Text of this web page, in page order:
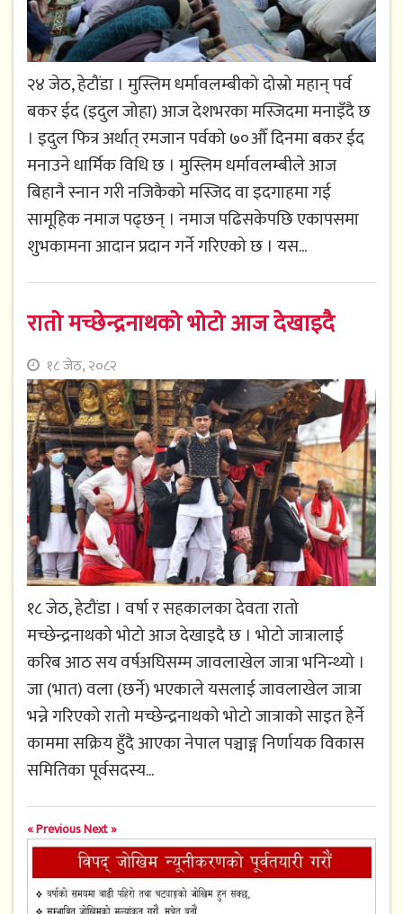
२४ जेठ, हेटौंडा । मुस्लिम धर्मावलम्बीको दोस्रो महान् पर्व
बकर ईद (इदुल जोहा) आज देशभरका मस्जिदमा मनाइँदै छ
। इदुल फित्र अर्थात् रमजान पर्वको ७०औँ दिनमा बकर ईद
मनाउने धार्मिक विधि छ । मुस्लिम धर्मावलम्बीले आज
बिहानै स्नान गरी नजिकैको मस्जिद वा इदगाहमा गई
सामूहिक नमाज पढ्छन् । नमाज पढिसकेपछि एकापसमा
शुभकामना आदान प्रदान गर्ने गरिएको छ । यस...
रातो मच्छेन्द्रनाथको भोटो आज देखाइदै
१८ जेठ, २०८२
१८ जेठ, हेटौंडा । वर्षा र सहकालका देवता रातो
मच्छेन्द्रनाथको भोटो आज देखाइदै छ । भोटो जात्रालाई
करिब आठ सय वर्षअघिसम्म जावलाखेल जात्रा भनिन्थ्यो ।
जा (भात) वला (छर्ने) भएकाले यसलाई जावलाखेल जात्रा
भन्ने गरिएको रातो मच्छेन्द्रनाथको भोटो जात्राको साइत हेर्ने
काममा सक्रिय हुँदै आएका नेपाल पञ्चाङ्ग निर्णायक विकास
समितिका पूर्वसदस्य...
« PreviousNext »